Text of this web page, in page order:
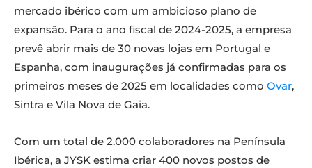
mercado ibérico com um ambicioso plano de
expansão. Para o ano fiscal de 2024-2025, a empresa
prevê abrir mais de 30 novas lojas em Portugal e
Espanha, com inaugurações já confirmadas para os
primeiros meses de 2025 em localidades como Ovar,
Sintra e Vila Nova de Gaia.
Com um total de 2.000 colaboradores na Península
Ibérica, a JYSK estima criar 400 novos postos de